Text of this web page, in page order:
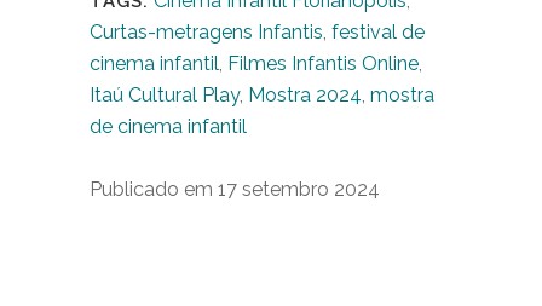
Curtas-metragens Infantis, festival de
cinema infantil, Filmes Infantis Online,
Itaú Cultural Play, Mostra 2024, mostra
de cinema infantil
Publicado em 17 setembro 2024